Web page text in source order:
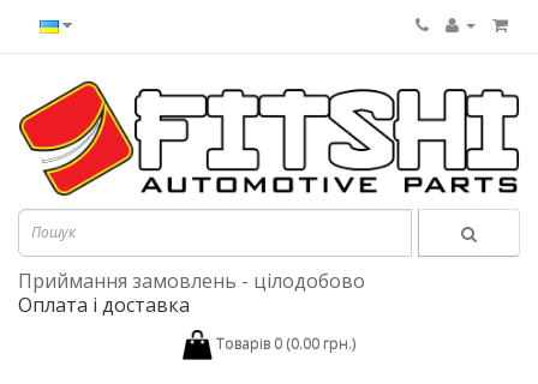
Приймання замовлень - цілодобово
Оплата і доставка
Товарів 0 (0.00 грн.)